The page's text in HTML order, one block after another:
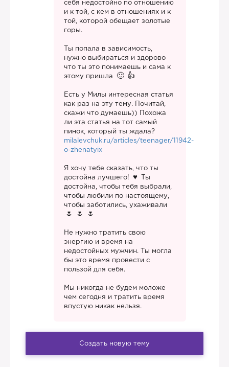
себя недостойно по отношению
и к той, с кем в отношениях и к
той, которой обещает золотые
горы.
Ты попала в зависимость,
нужно выбираться и здорово
что ты это понимаешь и сама к
этому пришла
Есть у Милы интересная статья
как раз на эту тему. Почитай,
скажи что думаешь)) Похожа
ли эта статья на тот самый
пинок, который ты ждала?
milalevchuk.ru/articles/teenager/11942-
o-zhenatyix
Я хочу тебе сказать, что ты
достойна лучшего!
Ты
достойна, чтобы тебя выбрали,
чтобы любили по настоящему,
чтобы заботились, ухаживали
Не нужно тратить свою
энергию и время на
недостойных мужчин. Ты могла
бы это время провести с
пользой для себя.
Мы никогда не будем моложе
чем сегодня и тратить время
впустую никак нельзя.
Создать новую тему